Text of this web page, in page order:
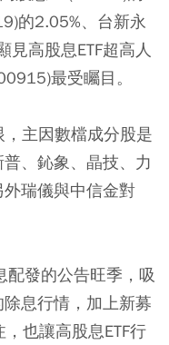
的2.05%、台新永
高股息ETF超高人
最受矚目。
主因數檔成分股是
、鈊象、晶技、力
瑞儀與中信金對
發的公告旺季，吸
息行情，加上新募
，也讓高股息ETF行